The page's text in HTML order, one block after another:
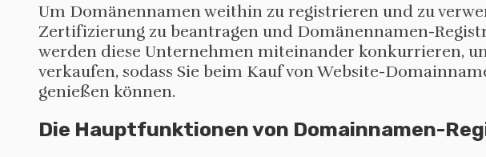
Um Domänennamen weithin zu registrieren und zu
Zertifizierung zu beantragen und Domänennamen-
werden diese Unternehmen miteinander konkurrieren,
verkaufen, sodass Sie beim Kauf von Website-
genießen können.
Die Hauptfunktionen von Domainnamen-